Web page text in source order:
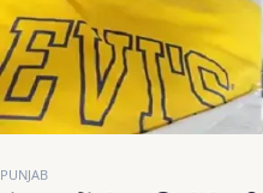
PUNJAB